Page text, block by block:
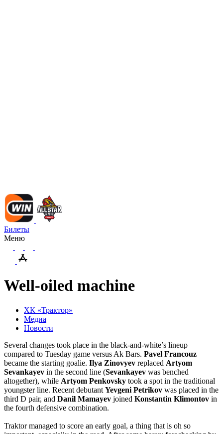
Билеты
Меню
Well-oiled machine
ХК «Трактор»
Медиа
Новости
Several changes took place in the black-and-white’s lineup
compared to Tuesday game versus Ak Bars. Pavel Francouz
became the starting goalie. Ilya Zinovyev replaced Artyom
Sevankayev in the second line (Sevankayev was benched
altogether), while Artyom Penkovsky took a spot in the traditional
youngster line. Recent debutant Yevgeni Petrikov was placed in the
third D pair, and Danil Mamayev joined Konstantin Klimontov in
the fourth defensive combination.
Traktor managed to score an early goal, a thing that is oh so